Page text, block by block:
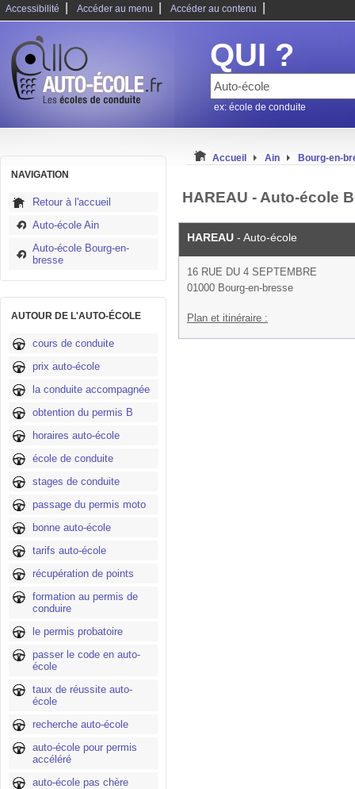
Accessibilité Accéder au menu Accéder au contenu
QUI ?
ex: école de conduite
NAVIGATION
Retour à l'accueil
Auto-école Ain
Auto-école Bourg-en-
bresse
AUTOUR DE L'AUTO-ÉCOLE
cours de conduite
prix auto-école
la conduite accompagnée
obtention du permis B
horaires auto-école
école de conduite
stages de conduite
passage du permis moto
bonne auto-école
tarifs auto-école
récupération de points
formation au permis de
conduire
le permis probatoire
passer le code en auto-
école
taux de réussite auto-
école
recherche auto-école
auto-école pour permis
accéléré
auto-école pas chère
Accueil Ain Bourg-en-
HAREAU - Auto-école
HAREAU - Auto-école
16 RUE DU 4 SEPTEMBRE
01000 Bourg-en-bresse
Plan et itinéraire :